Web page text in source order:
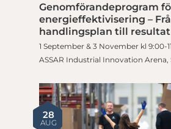
Genomförandeprogram
energieffektivisering –
handlingsplan till
1 September & 3 November kl 9:00-
ASSAR Industrial Innovation Arena,
28
AUG